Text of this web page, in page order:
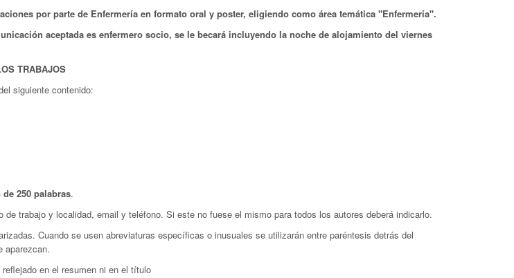
por parte de Enfermería en formato oral y poster, eligiendo como área temática "Enfermería".
aceptada es enfermero socio, se le becará incluyendo la noche de alojamiento del viernes
TRABAJOS
siguiente contenido:
250 palabras.
de trabajo y localidad, email y teléfono. Si este no fuese el mismo para todos los autores deberá indicarlo.
Cuando se usen abreviaturas específicas o inusuales se utilizarán entre paréntesis detrás del
aparezcan.
en el resumen ni en el título